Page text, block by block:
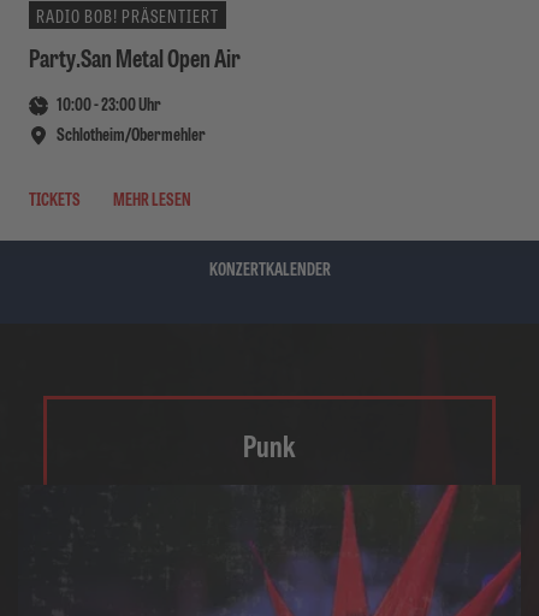
RADIO BOB! PRÄSENTIERT
Party.San Metal Open Air
10:00-23:00Uhr
Schlotheim/Obermehler
TICKETS MEHR LESEN
KONZERTKALENDER
Punk